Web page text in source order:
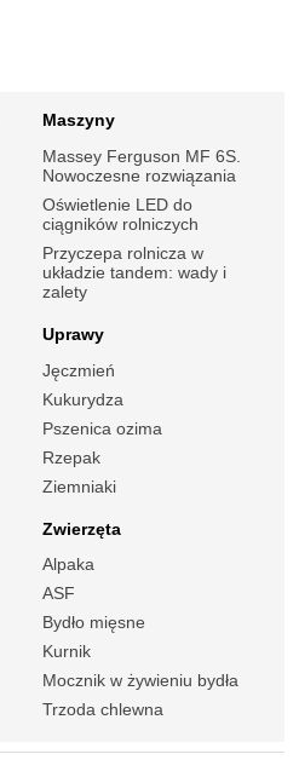
Maszyny
Massey Ferguson MF 6S.
Nowoczesne rozwiązania
Oświetlenie LED do
ciągników rolniczych
Przyczepa rolnicza w
układzie tandem: wady i
zalety
Uprawy
Jęczmień
Kukurydza
Pszenica ozima
Rzepak
Ziemniaki
Zwierzęta
Alpaka
ASF
Bydło mięsne
Kurnik
Mocznik w żywieniu bydła
Trzoda chlewna